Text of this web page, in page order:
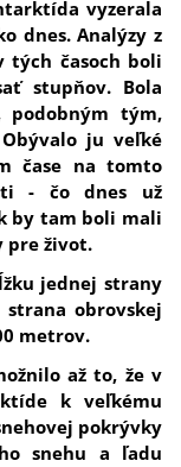
vyzerala
dnes. Analýzy z
tých časoch boli
stupňov. Bola
podobným tým,
ju veľké
čase na tomto
- čo dnes už
by tam boli mali
pre život.
jednej strany
obrovskej
metrov.
až to, že v
k veľkému
pokrývky
snehu a ľadu